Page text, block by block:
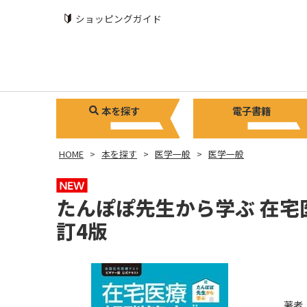
ショッピングガイド
本を探す 電子書籍
HOME 本を探す 医学一般 医学一般
たんぽぽ先生から学ぶ 在
訂4版